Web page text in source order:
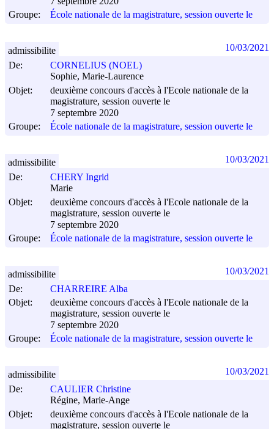
Groupe:
École nationale de la magistrature, session ouverte le
De:
CORNELIUS (NOEL)
Sophie, Marie-Laurence
Objet:
deuxième concours d'accès à l'Ecole nationale de la
magistrature, session ouverte le
7 septembre 2020
Groupe:
École nationale de la magistrature, session ouverte le
admissibilite 10/03/2021
De:
CHERY Ingrid
Marie
Objet:
deuxième concours d'accès à l'Ecole nationale de la
magistrature, session ouverte le
7 septembre 2020
Groupe:
École nationale de la magistrature, session ouverte le
admissibilite 10/03/2021
De:
CHARREIRE Alba
Objet:
deuxième concours d'accès à l'Ecole nationale de la
magistrature, session ouverte le
7 septembre 2020
Groupe:
École nationale de la magistrature, session ouverte le
admissibilite 10/03/2021
De:
CAULIER Christine
Régine, Marie-Ange
Objet:
deuxième concours d'accès à l'Ecole nationale de la
magistrature, session ouverte le
admissibilite 10/03/2021